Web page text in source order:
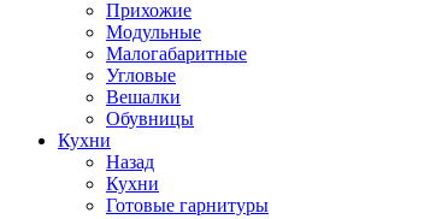
Прихожие
Модульные
Малогабаритные
Угловые
Вешалки
Обувницы
Кухни
Назад
Кухни
Готовые гарнитуры